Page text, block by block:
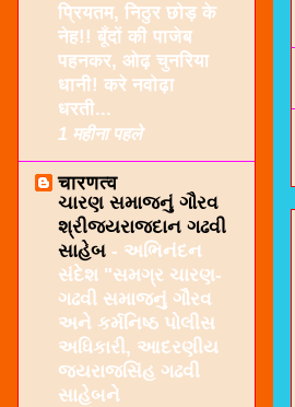
प्रियतम, निठुर छोड़ के
नेह!! बूँदों की पाजेब
पहनकर, ओढ़ चुनरिया
धानी! करे नवोढ़ा
धरती...
1 महीना पहले
चारणत्व
ચારણ સમાજનું ગૌરવ
શ્રીજયરાજદાન ગઢવી
સાહેબ - અભિનંદન
સંદેશ "સમગ્ર ચારણ-
ગઢવી સમાજનું ગૌરવ
અને કર્મનિષ્ઠ પોલીસ
અધિકારી, આદરણીય
જયરાજસિંહ ગઢવી
સાહેબને